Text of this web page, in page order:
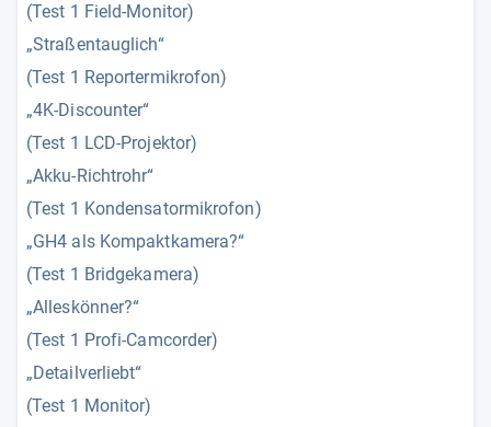
(Test 1 Field-Monitor)
„Straßentauglich“
(Test 1 Reportermikrofon)
„4K-Discounter“
(Test 1 LCD-Projektor)
„Akku-Richtrohr“
(Test 1 Kondensatormikrofon)
„GH4 als Kompaktkamera?“
(Test 1 Bridgekamera)
„Alleskönner?“
(Test 1 Profi-Camcorder)
„Detailverliebt“
(Test 1 Monitor)